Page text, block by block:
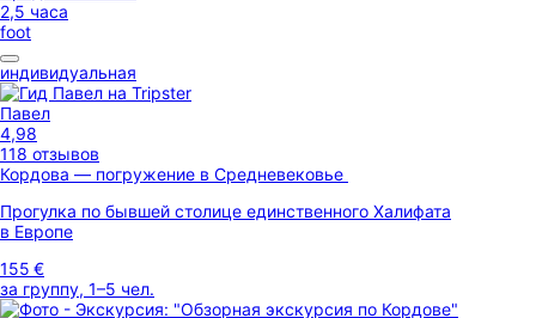
2,5 часа
foot
индивидуальная
Павел
4,98
118 отзывов
Кордова — погружение в Средневековье
Прогулка по бывшей столице единственного Халифата
в Европе
155 €
за группу, 1–5 чел.